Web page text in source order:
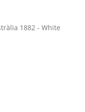
1882 - White